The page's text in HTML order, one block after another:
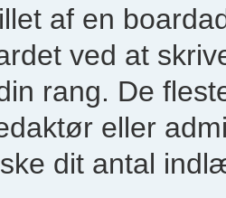
af en
ved at
rang. De
eller
dit antal